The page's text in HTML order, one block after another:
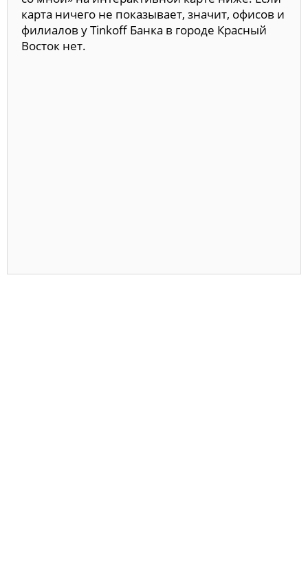
карта ничего не показывает, значит, офисов и
филиалов у Tinkoff Банка в городе Красный
Восток нет.